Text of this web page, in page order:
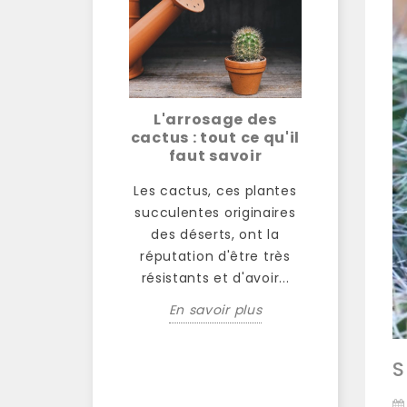
L'arrosage des
cactus : tout ce qu'il
faut savoir
Les cactus, ces plantes
succulentes originaires
des déserts, ont la
réputation d'être très
résistants et d'avoir...
En savoir plus
Le
pour
Le
c'est-à-
de
vous
cactus